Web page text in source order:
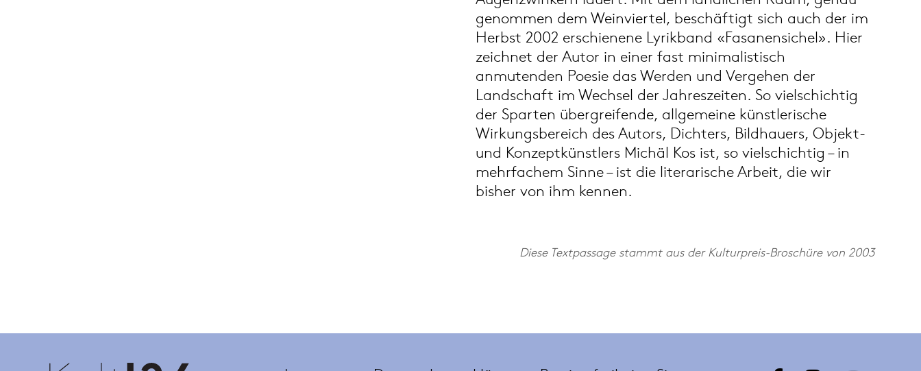
genommen dem Weinviertel, beschäftigt sich auch der im
Herbst 2002 erschienene Lyrikband «Fasanensichel». Hier
zeichnet der Autor in einer fast minimalistisch
anmutenden Poesie das Werden und Vergehen der
Landschaft im Wechsel der Jahreszeiten. So vielschichtig
der Sparten übergreifende, allgemeine künstlerische
Wirkungsbereich des Autors, Dichters, Bildhauers, Objekt-
und Konzeptkünstlers Michäl Kos ist, so vielschichtig – in
mehrfachem Sinne – ist die literarische Arbeit, die wir
bisher von ihm kennen.
Diese Textpassage stammt aus der Kulturpreis-Broschüre von 2003